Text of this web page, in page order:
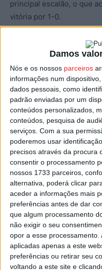
Damos
Nós e os nossos parceiros
informações num
dados pessoais, como
padrão enviadas por um
conteúdos personalizados,
conteúdos, pesquisa de
serviços. Com a sua
poderemos usar
precisos através da procura
consentir o processamento
nossos 1733 parceiros,
alternativa, poderá clicar
aceder a informações mais
preferências antes de dar
que algum processamento
não exigir o seu
opor a esse
aplicadas apenas a este
preferências ou retirar seu
voltando a este site e
principal escalão, o que
vitória por 1-0.
O Tondela garantiu
forma direta com Os
última jornada em
nos critérios de
Os azuis do Restelo
Sacavenense na descida
de onde chegam para o
Sporting Farense, Beira-
Esta e outras notícias
96.8 FM e ainda emED
TAGS Futebol Sub-17